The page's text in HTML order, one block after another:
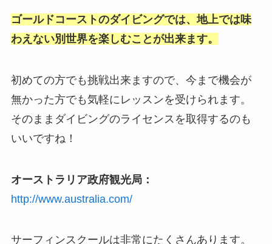
ゴールドコーストのダイビングでは、地上では味
わえない別世界を楽しむことが出来ます。
初めての方でも挑戦出来ますので、今まで機会が
無かった方でも気軽にレッスンを受けられます。
そのままダイビングのライセンスを取得するのも
いいですね！
オーストラリア政府観光局：
http://www.australia.com/
サーフィンスクールは非常にたくさんあります。